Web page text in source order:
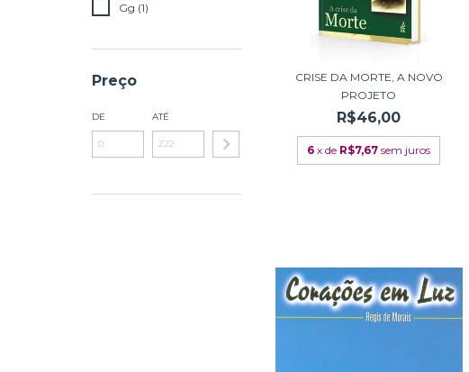
Gg (1)
Preço
DE ATÉ
CRISE DA MORTE, A NOVO
PROJETO
R$46,00
6 x de R$7,67 sem juros